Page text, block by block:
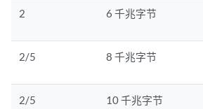
2 6 千兆字节
2/5 8 千兆字节
2/5 10 千兆字节